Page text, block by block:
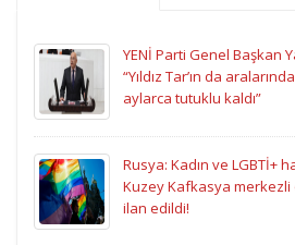
YENİ Parti Genel Başkan
“Yıldız Tar’ın da
aylarca tutuklu kaldı”
Rusya: Kadın ve LGBTİ+
Kuzey Kafkasya merkezli
ilan edildi!